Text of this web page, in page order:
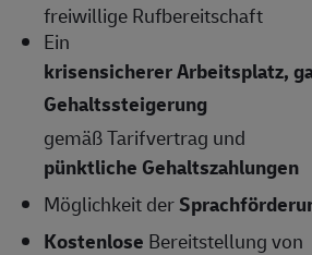
freiwillige Rufbereitschaft
Ein
krisensicherer Arbeitsplatz,
Gehaltssteigerung
gemäß Tarifvertrag und
pünktliche Gehaltszahlungen
Möglichkeit der
Kostenlose Bereitstellung von